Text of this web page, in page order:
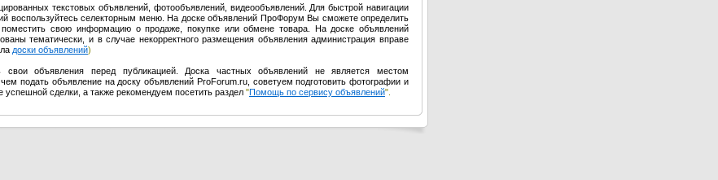
текстовых объявлений, фотообъявлений, видеообъявлений. Для быстрой навигации
воспользуйтесь селекторным меню. На доске объявлений ПроФорум Вы сможете определить
свою информацию о продаже, покупке или обмене товара. На доске объявлений
тематически, и в случае некорректного размещения объявления администрация вправе
доски объявлений)
свои объявления перед публикацией. Доска частных объявлений не является местом
подать объявление на доску объявлений ProForum.ru, советуем подготовить фотографии и
успешной сделки, а также рекомендуем посетить раздел "Помощь по сервису объявлений".